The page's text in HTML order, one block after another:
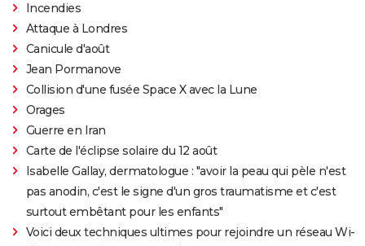
Incendies
Attaque à Londres
Canicule d'août
Jean Pormanove
Collision d'une fusée Space X avec la Lune
Orages
Guerre en Iran
Carte de l'éclipse solaire du 12 août
Isabelle Gallay, dermatologue : "avoir la peau qui pèle n'est
pas anodin, c'est le signe d'un gros traumatisme et c'est
surtout embêtant pour les enfants"
Voici deux techniques ultimes pour rejoindre un réseau Wi-